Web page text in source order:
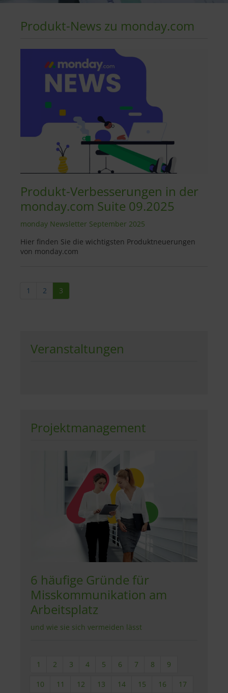
Produkt-News zu monday.com
Produkt-Verbesserungen in der
monday.com Suite 09.2025
monday Newsletter September 2025
Hier finden Sie die wichtigsten Produktneuerungen
von monday.com
1 2 3
Veranstaltungen
Projektmanagement
6 häufige Gründe für
Misskommunikation am
Arbeitsplatz
und wie sie sich vermeiden lässt
1 2 3 4 5 6 7 8 9
10 11 12 13 14 15 16 17